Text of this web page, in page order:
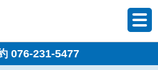
076-231-5477